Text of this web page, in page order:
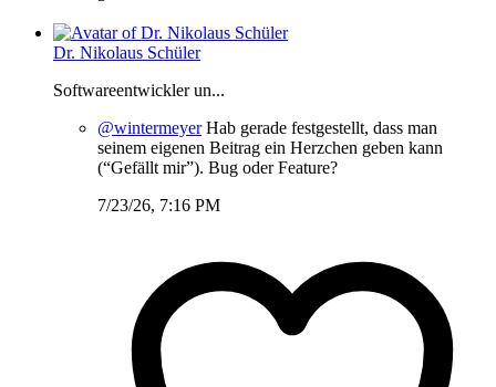
Dr. Nikolaus Schüler
Softwareentwickler un...
@wintermeyerHab gerade festgestellt, dass man
seinem eigenen Beitrag ein Herzchen geben kann
(“Gefällt mir”). Bug oder Feature?
7/23/26, 7:16 PM